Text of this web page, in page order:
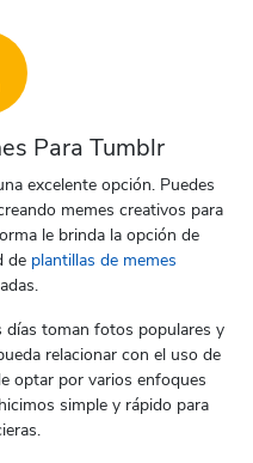
PreviewUse
Para Tumblr
excelente opción. Puedes
memes creativos para
le brinda la opción de
de plantillas de memes
días toman fotos populares y
relacionar con el uso de
optar por varios enfoques
simple y rápido para